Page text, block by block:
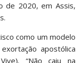
de 2020, em Assis,
como um modelo
apostólica
“Não caiu na